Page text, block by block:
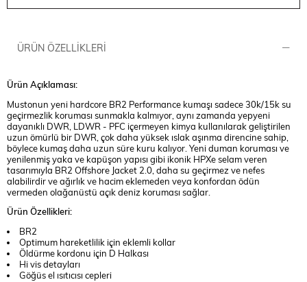
ÜRÜN ÖZELLIKLERI
Ürün Açıklaması:
Mustonun yeni hardcore BR2 Performance kumaşı sadece 30k/15k su
geçirmezlik koruması sunmakla kalmıyor, aynı zamanda yepyeni
dayanıklı DWR, LDWR - PFC içermeyen kimya kullanılarak geliştirilen
uzun ömürlü bir DWR, çok daha yüksek ıslak aşınma direncine sahip,
böylece kumaş daha uzun süre kuru kalıyor. Yeni duman koruması ve
yenilenmiş yaka ve kapüşon yapısı gibi ikonik HPXe selam veren
tasarımıyla BR2 Offshore Jacket 2.0, daha su geçirmez ve nefes
alabilirdir ve ağırlık ve hacim eklemeden veya konfordan ödün
vermeden olağanüstü açık deniz koruması sağlar.
Ürün Özellikleri:
BR2
Optimum hareketlilik için eklemli kollar
Öldürme kordonu için D Halkası
Hi vis detayları
Göğüs el ısıtıcısı cepleri